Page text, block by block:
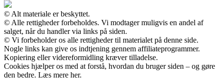
© Alt materiale er beskyttet.
© Alle rettigheder forbeholdes. Vi modtager muligvis en andel af
salget, når du handler via links på siden.
© Vi forbeholder os alle rettigheder til materialet på denne side.
Nogle links kan give os indtjening gennem affiliateprogrammer.
Kopiering eller videreformidling kræver tilladelse.
Cookies hjælper os med at forstå, hvordan du bruger siden – og gøre
den bedre. Læs mere her.